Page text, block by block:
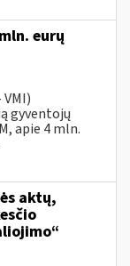
eurų
gyventojų
apie 4 mln.
aktų,